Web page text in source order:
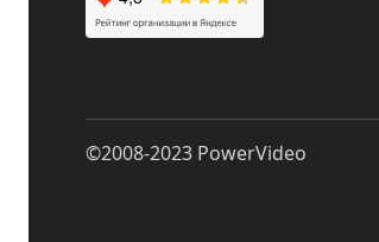
©2008-2023 PowerVideo